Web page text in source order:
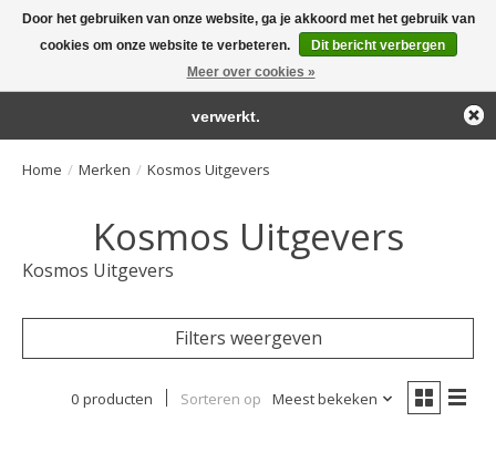
Large selection of products and fast shipping!
Home / Merken / Kosmos Uitgevers
Kosmos Uitgevers
Kosmos Uitgevers
Filters weergeven
0 producten Sorteren op Meest bekeken
Door het gebruiken van onze website, ga je akkoord met het gebruik van
cookies om onze website te verbeteren.
Dit bericht verbergen
Meer over cookies »
← Keer terug naar de backofficeDeze winkel is in aanbouw.
Eventueel geplaatste orders zullen niet worden gehonoreerd of
verwerkt.